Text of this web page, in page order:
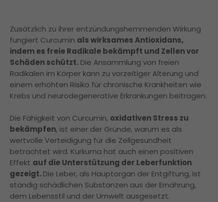
Zusätzlich zu ihrer entzündungshemmenden Wirkung
fungiert Curcumin als wirksames Antioxidans,
indem es freie Radikale bekämpft und Zellen vor
Schäden schützt. Die Ansammlung von freien
Radikalen im Körper kann zu vorzeitiger Alterung und
einem erhöhten Risiko für chronische Krankheiten wie
Krebs und neurodegenerative Erkrankungen beitragen.
Die Fähigkeit von Curcumin, oxidativen Stress zu
bekämpfen, ist einer der Gründe, warum es als
wertvolle Verteidigung für die Zellgesundheit
betrachtet wird. Kurkuma hat auch einen positiven
Effekt auf die Unterstützung der Leberfunktion
gezeigt.Die Leber, als Hauptorgan der Entgiftung, ist
ständig schädlichen Substanzen aus der Ernährung,
dem Lebensstil und der Umwelt ausgesetzt.